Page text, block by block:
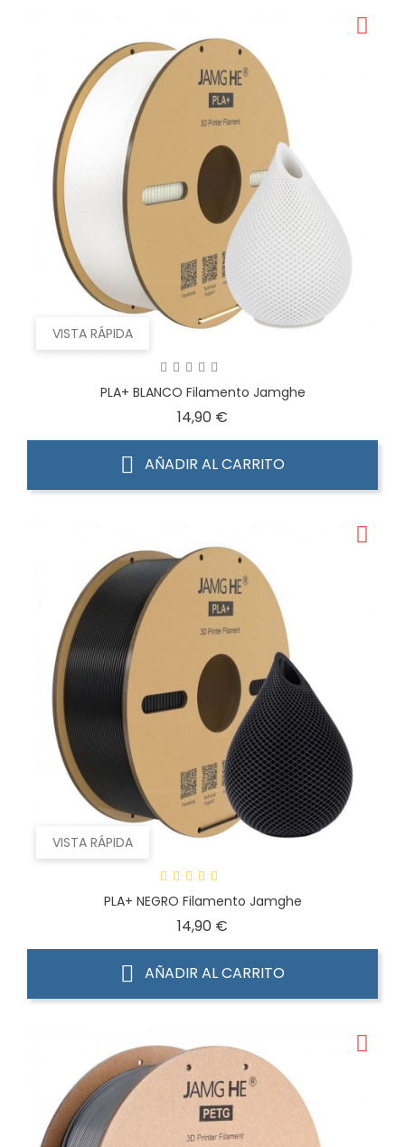
VISTA RÁPIDA
PLA+ BLANCO Filamento Jamghe
14,90 €
AÑADIR AL CARRITO
VISTA RÁPIDA
PLA+ NEGRO Filamento Jamghe
14,90 €
AÑADIR AL CARRITO